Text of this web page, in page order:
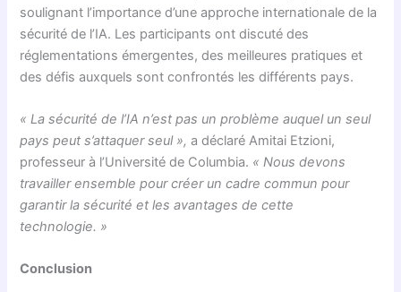
soulignant l’importance d’une approche internationale de la
sécurité de l’IA. Les participants ont discuté des
réglementations émergentes, des meilleures pratiques et
des défis auxquels sont confrontés les différents pays.
« La sécurité de l’IA n’est pas un problème auquel un seul
pays peut s’attaquer seul », a déclaré Amitai Etzioni,
professeur à l’Université de Columbia. « Nous devons
travailler ensemble pour créer un cadre commun pour
garantir la sécurité et les avantages de cette
technologie. »
Conclusion